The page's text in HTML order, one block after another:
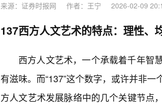
来源：证券时报网 作者：王宁 2026-02-09
137西方人文艺术的特点：理性、
西方人文艺术，一个承载着千年智
有滋味。而“137”这个数字，或许并非
方人文艺术发展脉络中的几个关键节点